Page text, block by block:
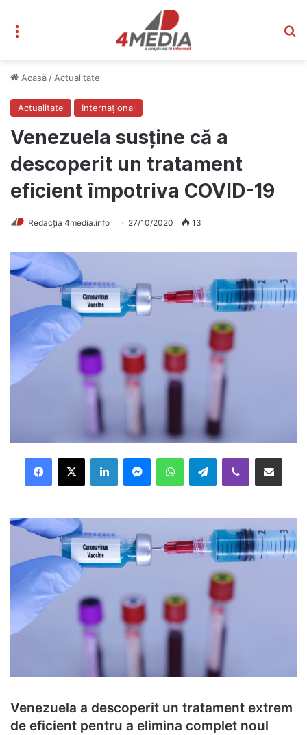
Acasă / Actualitate
Actualitate Internațional
Venezuela susține că a
descoperit un tratament
eficient împotriva COVID-19
Redacția 4media.info 27/10/2020 13
Facebook
X LinkedInMessengerWhatsAppTelegramViber Distribuie prin mail
Venezuela a descoperit un tratament extrem
de eficient pentru a elimina complet noul